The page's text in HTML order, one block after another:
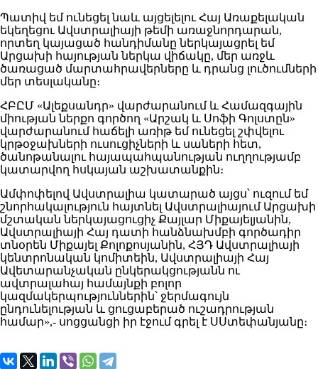
Պատիվ եմ ունեցել նաև այցելելու Հայ Առաքելական
եկեղեցու Ավստրալիայի թեմի առաջնորդարան,
որտեղ կայացած հանդիմանը ներկայացրել եմ
Արցախի հայության ներկա վիճակը, մեր առջև
ծառացած մարտահրավերները և դրանց լուծումների
մեր տեսլականը։
ՀԲԸՄ «Ալեքսանդր» վարժարանում և Համազգային
միության ներքո գործող «Արշակ և Սոֆի Գոլստըն»
վարժարանում հաճելի առիթ եմ ունեցել շփվելու
կրթօջախների ուսուցիչների և սաների հետ,
ծանոթանալու հայապահպանության ուղղությամբ
կատարվող հսկայան աշխատանքին։
Ամփոփելով Ավստրալիա կատարած այցս՝ ուզում եմ
շնորհակալություն հայտնել Ավստրալիայում Արցախի
մշտական ներկայացուցիչ Քայլար Միքայելյանին,
Ավստրալիայի Հայ դատի հանձնախմբի գործադիր
տնօրեն Միքայել Քոլոքոսյանին, ՀՅԴ Ավստրալիայի
կենտրոնական կոմիտեին, Ավստրալիայի Հայ
Ավետարանչական ընկերակցությանն ու
ավտրալահայ համայնքի բոլոր
կազմակերպություններին՝ ջերմագույն
ընդունելության և ցուցաբերած ուշադրության
համար»,- սոցցանցի իր էջում գրել է ՍՍտեփանյանը։